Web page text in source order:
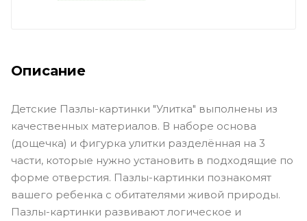
Описание
Детские Пазлы-картинки "Улитка" выполнены из
качественных материалов. В наборе основа
(дощечка) и фигурка улитки разделённая на 3
части, которые нужно установить в подходящие по
форме отверстия. Пазлы-картинки познакомят
вашего ребенка с обитателями живой природы.
Пазлы-картинки развивают логическое и